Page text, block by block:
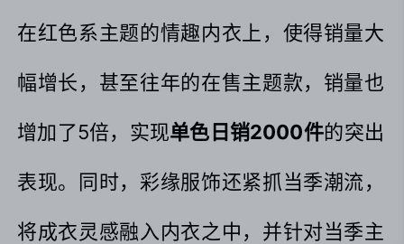
在红色系主题的情趣内衣上，使得销量大
幅增长，甚至往年的在售主题款，销量也
增加了5倍，实现单色日销2000件的突出
表现。同时，彩缘服饰还紧抓当季潮流，
将成衣灵感融入内衣之中，并针对当季主